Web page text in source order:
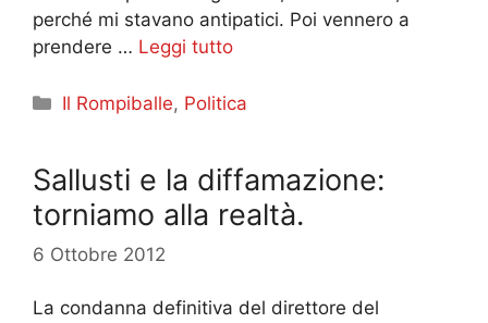
perché mi stavano antipatici. Poi vennero a
prendere … Leggi tutto
Categorie
Il Rompiballe, Politica
Sallusti e la diffamazione:
torniamo alla realtà.
6 Ottobre 2012
La condanna definitiva del direttore del